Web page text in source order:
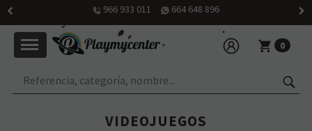
966 933 011 664 648 896
0
VIDEOJUEGOS